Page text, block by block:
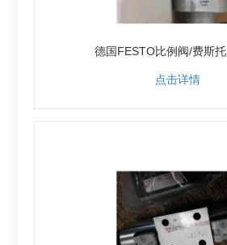
德国FESTO比例阀/费斯
点击详情